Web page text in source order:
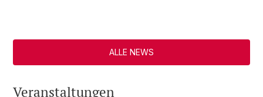
ALLE NEWS
Veranstaltungen